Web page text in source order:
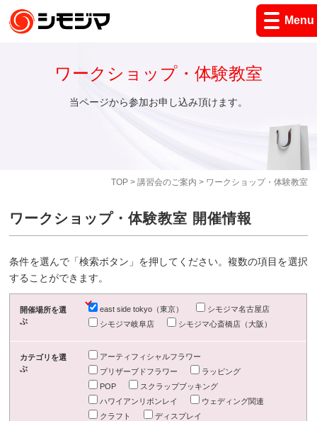
Menu
TOP> 講習会のご案内 > ワークショップ・体験教室
ワークショップ・体験教室
当ページから参加お申し込み頂けます。
ワークショップ・体験教室 開催情報
条件を選んで「検索ボタン」を押してください。複数の項目を選択
することができます。
開催場所を選
ぶ
east side tokyo（東京）
シモジマ名古屋店
シモジマ岐阜店
シモジマ心斎橋店（大阪）
カテゴリを選
ぶ
アーティフィシャルフラワー
プリザーブドフラワー
ラッピング
POP
スクラップブッキング
ハワイアンリボンレイ
ウェディング関連
クラフト
ディスプレイ